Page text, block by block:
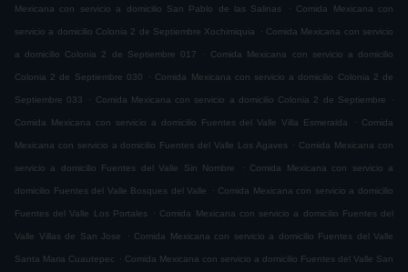
Mexicana con servicio a domicilio San Pablo de las Salinas . Comida Mexicana con
servicio a domicilio Colonia 2 de Septiembre Xochimiquia . Comida Mexicana con servicio
a domicilio Colonia 2 de Septiembre 017 . Comida Mexicana con servicio a domicilio
Colonia 2 de Septiembre 030 . Comida Mexicana con servicio a domicilio Colonia 2 de
Septiembre 033 . Comida Mexicana con servicio a domicilio Colonia 2 de Septiembre .
Comida Mexicana con servicio a domicilio Fuentes del Valle Villa Esmeralda . Comida
Mexicana con servicio a domicilio Fuentes del Valle Los Agaves . Comida Mexicana con
servicio a domicilio Fuentes del Valle Sin Nombre . Comida Mexicana con servicio a
domicilio Fuentes del Valle Bosques del Valle . Comida Mexicana con servicio a domicilio
Fuentes del Valle Los Portales . Comida Mexicana con servicio a domicilio Fuentes del
Valle Villas de San Jose . Comida Mexicana con servicio a domicilio Fuentes del Valle
Santa Maria Cuautepec . Comida Mexicana con servicio a domicilio Fuentes del Valle San